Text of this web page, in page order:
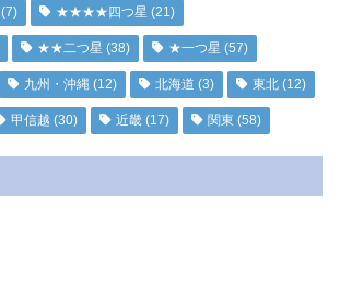
(7) ★★★★四つ星 (21)
★★二つ星 (38) ★一つ星 (57)
九州・沖縄 (12) 北海道 (3) 東北 (12)
甲信越 (30) 近畿 (17) 関東 (58)